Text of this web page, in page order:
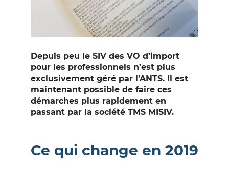
Depuis peu le SIV des VO d’import
pour les professionnels n’est plus
exclusivement géré par l’ANTS. Il est
maintenant possible de faire ces
démarches plus rapidement en
passant par la société TMS MISIV.
Ce qui change en 2019